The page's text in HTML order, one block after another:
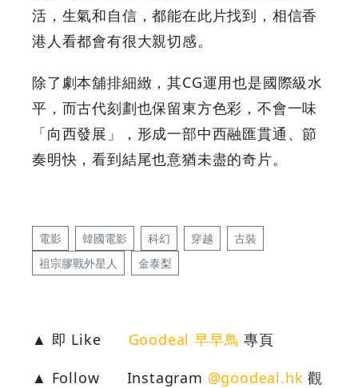
活，生氣和自信，都能在此片找到，相信香
港人看都會有很大親切感。
除了劇本舖排細緻，其CG運用也是國際級水
平，而古代刻劃也保留東方色彩，不會一味
「向西發展」，形成一部中西融匯貫通、節
奏明快，看到結尾也意猶未盡的奇片。
電影 韓國電影 科幻 穿越
古裝
祖宗膠戰外星人
金泰梨
▲ 即 Like Goodeal 早早鳥 專頁
▲ Follow
Instagram @goodeal.hk 觀